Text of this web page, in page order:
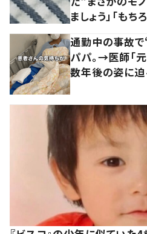
ましょう」「もちろ
通勤中の事故
パパ。→医師「
数年後の姿に迫